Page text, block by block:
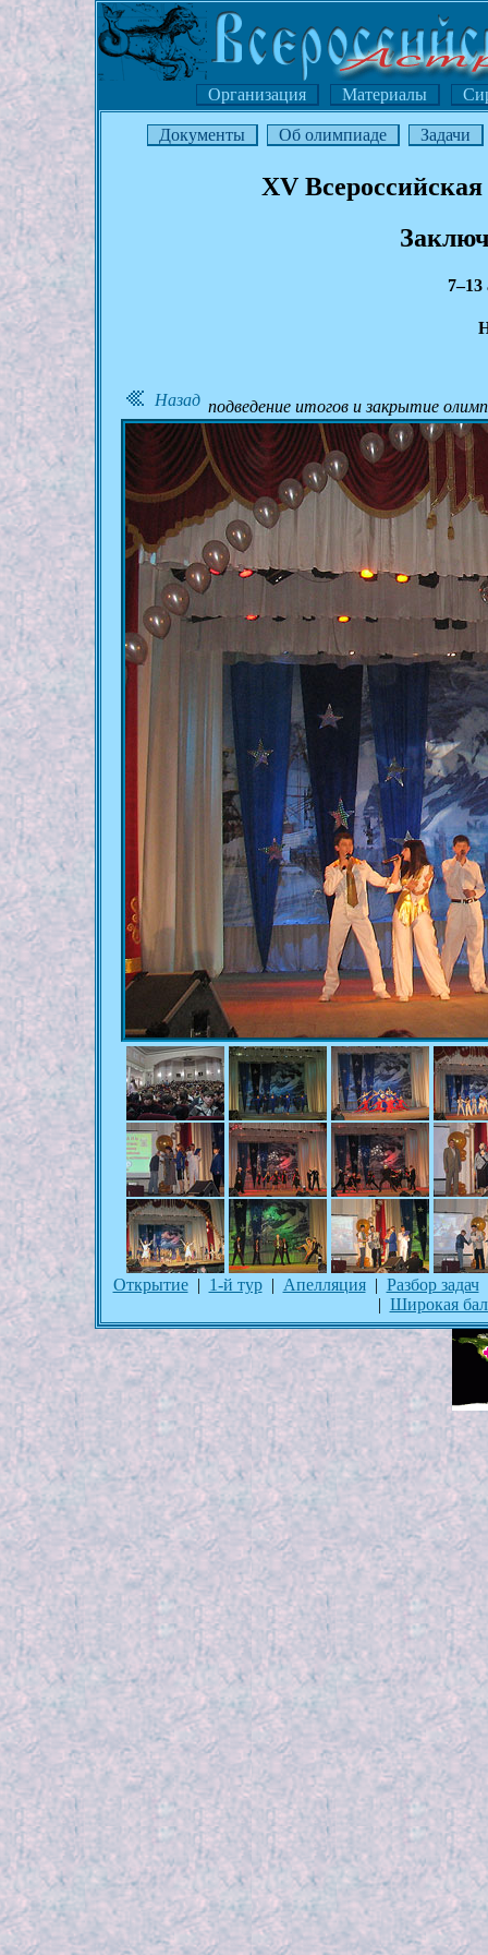
Организация Материалы
Документы Об олимпиаде Задачи
XV
7–13
Назад подведение итогов и закрытие
Открытие| 1-й тур| Апелляция| Разбор задач
| Широкая